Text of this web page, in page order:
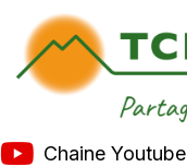
Chaine Youtube